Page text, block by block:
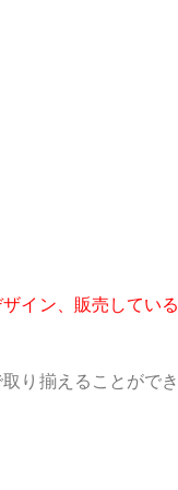
イン、販売している
り揃えることができ